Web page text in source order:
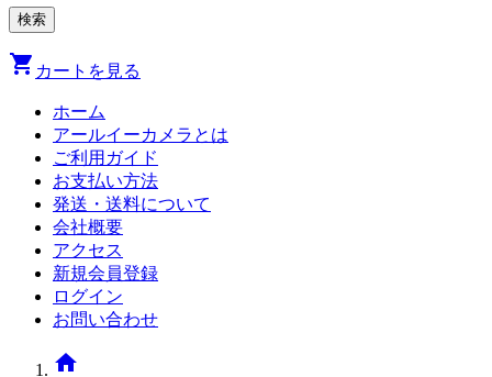
shopping_cart カートを見る
ホーム
アールイーカメラとは
ご利用ガイド
お支払い方法
発送・送料について
会社概要
アクセス
新規会員登録
ログイン
お問い合わせ
home